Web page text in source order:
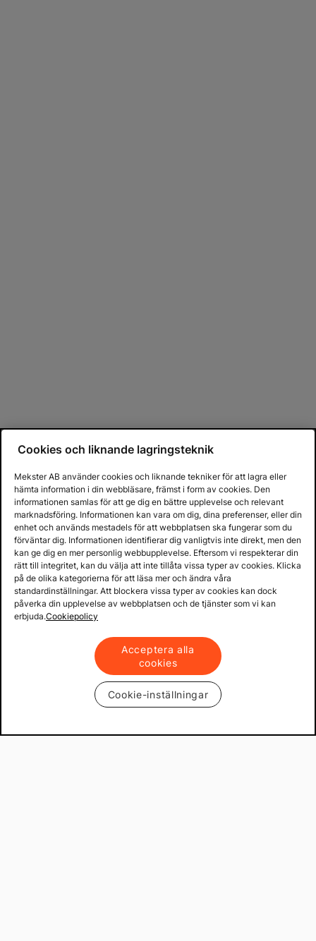
Cookies och liknande lagringsteknik
Mekster AB använder cookies och liknande tekniker för att lagra eller
hämta information i din webbläsare, främst i form av cookies. Den
informationen samlas för att ge dig en bättre upplevelse och relevant
marknadsföring. Informationen kan vara om dig, dina preferenser, eller din
enhet och används mestadels för att webbplatsen ska fungerar som du
förväntar dig. Informationen identifierar dig vanligtvis inte direkt, men den
kan ge dig en mer personlig webbupplevelse. Eftersom vi respekterar din
rätt till integritet, kan du välja att inte tillåta vissa typer av cookies. Klicka
på de olika kategorierna för att läsa mer och ändra våra
standardinställningar. Att blockera vissa typer av cookies kan dock
påverka din upplevelse av webbplatsen och de tjänster som vi kan
erbjuda.Cookiepolicy
Acceptera alla
cookies
Cookie-inställningar